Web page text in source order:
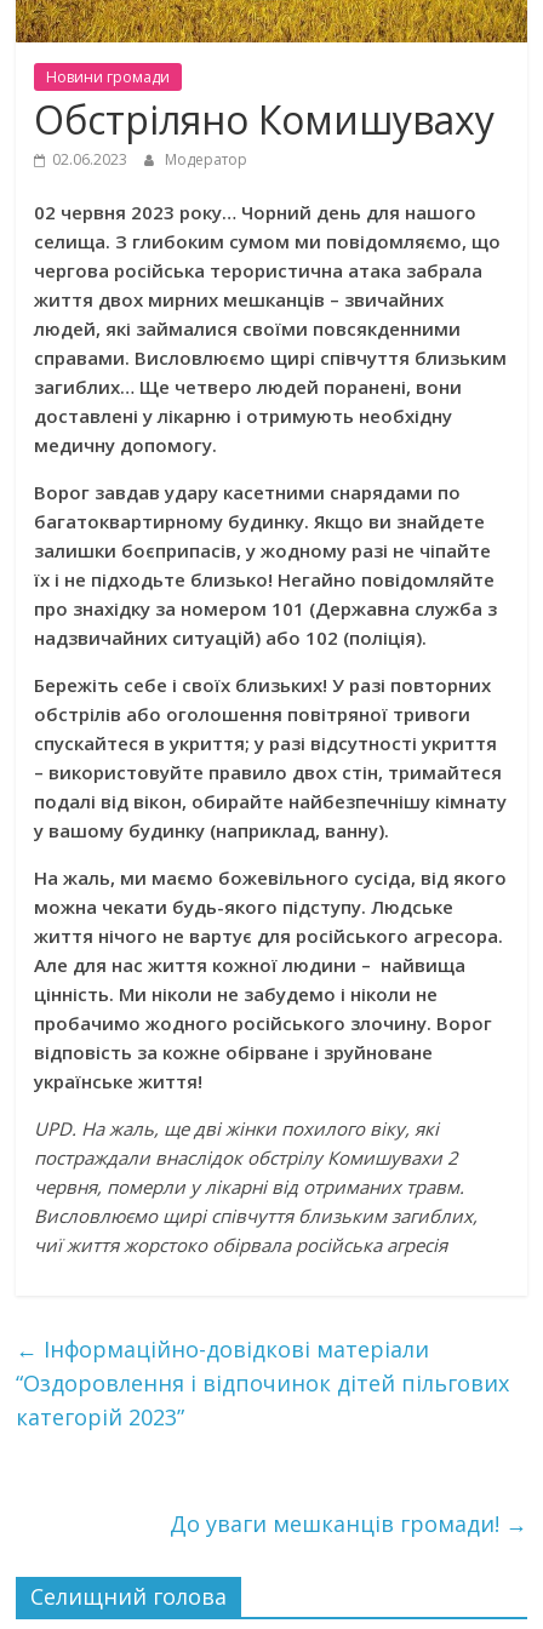
Новини громади
Обстріляно Комишуваху
02.06.2023 Модератор
02 червня 2023 року… Чорний день для нашого
селища. З глибоким сумом ми повідомляємо, що
чергова російська терористична атака забрала
життя двох мирних мешканців – звичайних
людей, які займалися своїми повсякденними
справами. Висловлюємо щирі співчуття близьким
загиблих… Ще четверо людей поранені, вони
доставлені у лікарню і отримують необхідну
медичну допомогу.
Ворог завдав удару касетними снарядами по
багатоквартирному будинку. Якщо ви знайдете
залишки боєприпасів, у жодному разі не чіпайте
їх і не підходьте близько! Негайно повідомляйте
про знахідку за номером 101 (Державна служба з
надзвичайних ситуацій) або 102 (поліція).
Бережіть себе і своїх близьких! У разі повторних
обстрілів або оголошення повітряної тривоги
спускайтеся в укриття; у разі відсутності укриття
– використовуйте правило двох стін, тримайтеся
подалі від вікон, обирайте найбезпечнішу кімнату
у вашому будинку (наприклад, ванну).
На жаль, ми маємо божевільного сусіда, від якого
можна чекати будь-якого підступу. Людське
життя нічого не вартує для російського агресора.
Але для нас життя кожної людини – найвища
цінність. Ми ніколи не забудемо і ніколи не
пробачимо жодного російського злочину. Ворог
відповість за кожне обірване і зруйноване
українське життя!
UPD. На жаль, ще дві жінки похилого віку, які
постраждали внаслідок обстрілу Комишувахи 2
червня, померли у лікарні від отриманих травм.
Висловлюємо щирі співчуття близьким загиблих,
чиї життя жорстоко обірвала російська агресія
← Інформаційно-довідкові матеріали
“Оздоровлення і відпочинок дітей пільгових
категорій 2023”
До уваги мешканців громади! →
Селищний голова